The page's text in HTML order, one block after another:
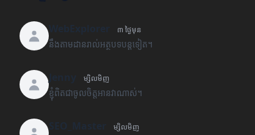
៣ ថ្ងៃមុន
នឹងតាមដានរាល់អត្ថបទបន្តទៀត។
ម្សិលមិញ
ខ្ញុំពិតជាចូលចិត្តអានវាណាស់។
ម្សិលមិញ